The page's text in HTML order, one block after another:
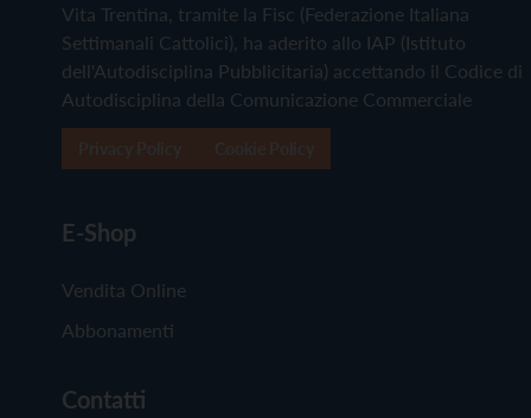
Vita Trentina, tramite la Fisc (Federazione Italiana
Settimanali Cattolici), ha aderito allo IAP (Istituto
dell'Autodisciplina Pubblicitaria) accettando il Codice di
Autodisciplina della Comunicazione Commerciale
E-Shop
Vendita Online
Abbonamenti
Contatti